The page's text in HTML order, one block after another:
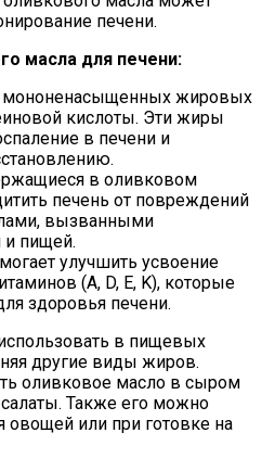
печени.
масла для печени:
мононенасыщенных жировых
кислоты. Эти жиры
в печени и
в оливковом
печень от повреждений
вызванными
пищей.
улучшить усвоение
(A, D, E, K), которые
здоровья печени.
в пищевых
другие виды жиров.
оливковое масло в сыром
Также его можно
овощей или при готовке на